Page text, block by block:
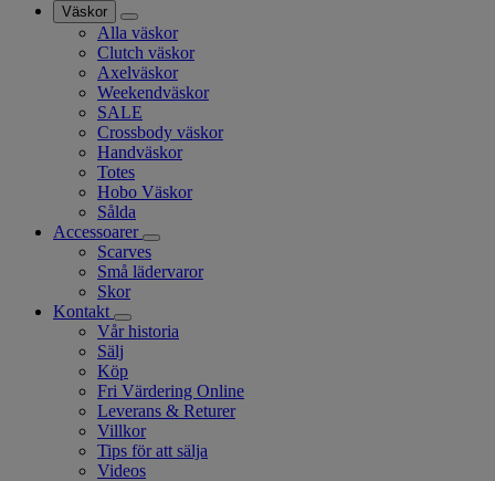
Väskor
Alla väskor
Clutch väskor
Axelväskor
Weekendväskor
SALE
Crossbody väskor
Handväskor
Totes
Hobo Väskor
Sålda
Accessoarer
Scarves
Små lädervaror
Skor
Kontakt
Vår historia
Sälj
Köp
Fri Värdering Online
Leverans & Returer
Villkor
Tips för att sälja
Videos